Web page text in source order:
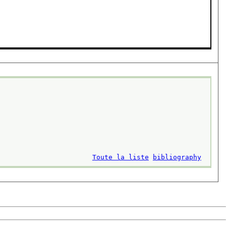
bibliography
Toute la liste